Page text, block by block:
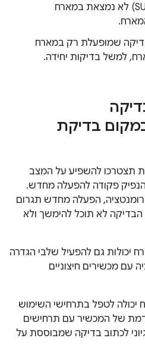
המערכת שנבדקת (SUT) לא נמצאת במארח
שמופעלת רק במארח
למשל בדיקות יחידה.
בדיקת
תצטרכו להשפיע על המצב
פקודה להפעלה מחדש.
הפעלה מחדש תגרום
לא תוכל להימשך ולא
יכולות גם להפעיל שלבי הגדרה
עם מכשירים חיצוניים
לטפל בתרחישי השימוש
של המכשיר עם תרחישים
לכתוב בדיקה שמבוססת על